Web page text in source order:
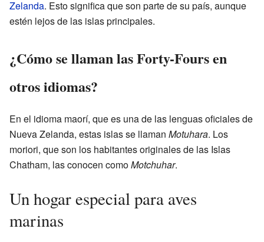
Zelanda. Esto significa que son parte de su país, aunque
estén lejos de las islas principales.
¿Cómo se llaman las Forty-Fours en
otros idiomas?
En el idioma maorí, que es una de las lenguas oficiales de
Nueva Zelanda, estas islas se llaman Motuhara. Los
moriori, que son los habitantes originales de las Islas
Chatham, las conocen comoMotchuhar.
Un hogar especial para aves
marinas